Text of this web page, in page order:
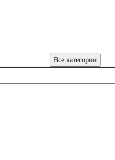
Все категории